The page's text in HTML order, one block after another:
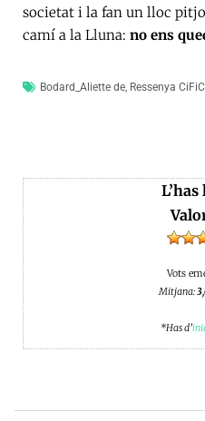
societat i la fan un lloc
camí a la Lluna: no ens
Bodard_Aliette de Ressenya
Vots
Mitjana:
*Has d’